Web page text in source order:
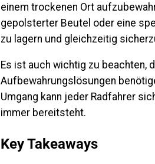
einem trockenen Ort
gepolsterter Beutel oder eine
zu lagern und gleichzeitig
Es ist auch wichtig zu beachten,
Aufbewahrungslösungen
Umgang kann jeder Radfahrer
immer bereitsteht.
Key Takeaways